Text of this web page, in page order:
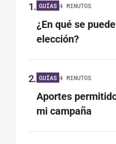
1. GUÍAS 4 MINUTOS
¿En qué se
elección?
2. GUÍAS 4 MINUTOS
Aportes
mi campaña